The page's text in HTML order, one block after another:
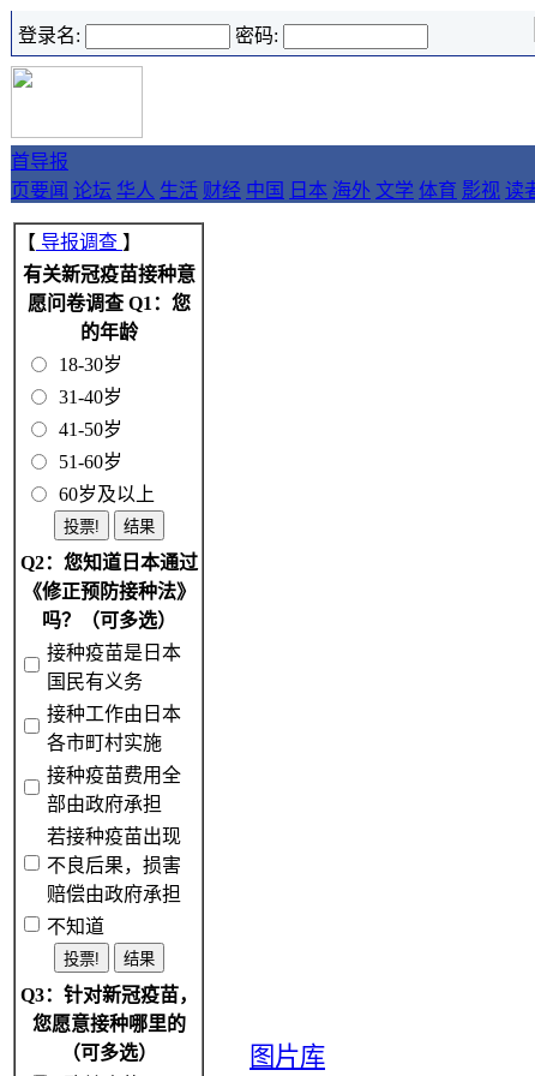
登录名: 密码:
首
页
导报
要闻 论坛 华人 生活 财经 中国 日本 海外 文学 体育 影视 读
【 导报调查 】
有关新冠疫苗接种意
愿问卷调查 Q1：您
的年龄
18-30岁
31-40岁
41-50岁
51-60岁
60岁及以上
Q2：您知道日本通过
《修正预防接种法》
吗？（可多选）
接种疫苗是日本
国民有义务
接种工作由日本
各市町村实施
接种疫苗费用全
部由政府承担
若接种疫苗出现
不良后果，损害
赔偿由政府承担
不知道
Q3：针对新冠疫苗，
您愿意接种哪里的
（可多选）
图片库